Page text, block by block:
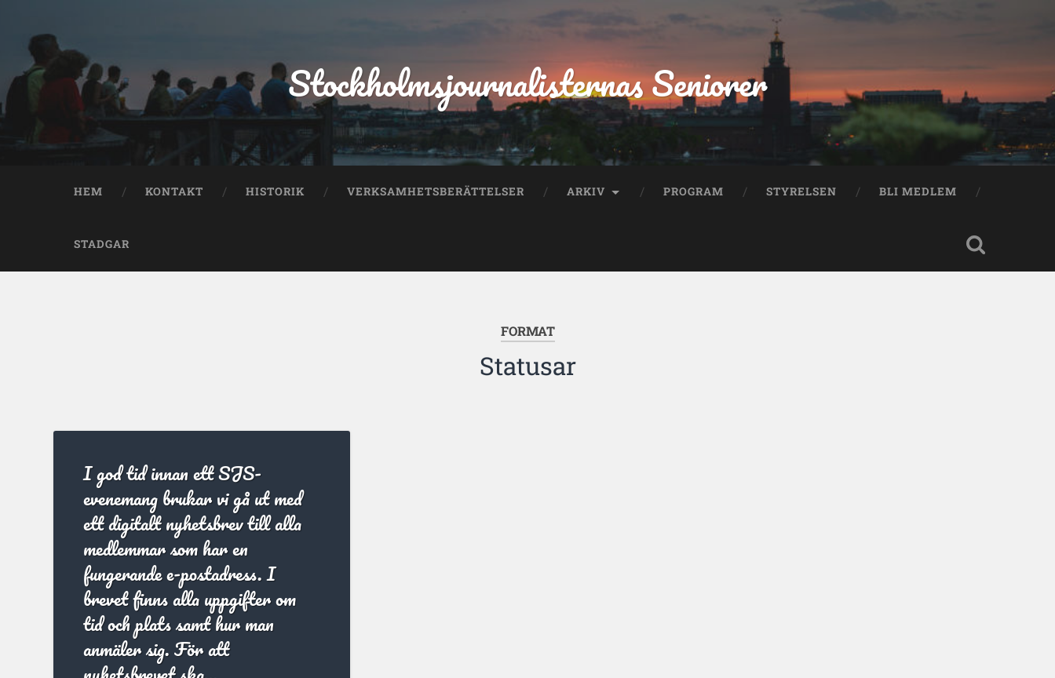
Stockholmsjournalisternas Seniorer
HEM KONTAKT HISTORIK VERKSAMHETSBERÄTTELSER ARKIV PROGRAM STYRELSEN BLI MEDLEM
STADGAR
FORMAT
Statusar
I god tid innan ett SJS-
evenemang brukar vi gå ut med
ett digitalt nyhetsbrev till alla
medlemmar som har en
fungerande e-postadress. I
brevet finns alla uppgifter om
tid och plats samt hur man
anmäler sig. För att